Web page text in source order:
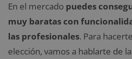
En el mercado puedes
muy baratas con
las profesionales. Para
elección, vamos a hablarte de